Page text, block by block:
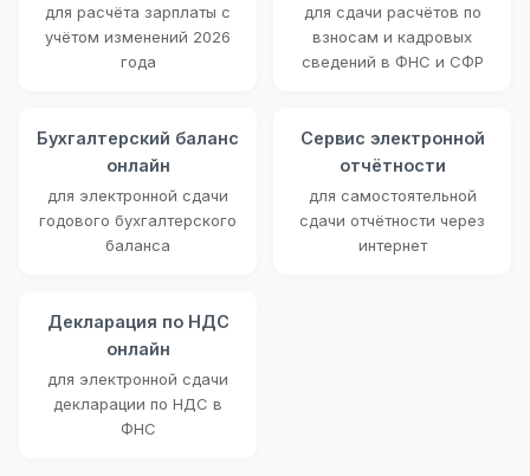
для расчёта зарплаты с
учётом изменений 2026
года
для сдачи расчётов по
взносам и кадровых
сведений в ФНС и СФР
Бухгалтерский баланс
онлайн
для электронной сдачи
годового бухгалтерского
баланса
Сервис электронной
отчётности
для самостоятельной
сдачи отчётности через
интернет
Декларация по НДС
онлайн
для электронной сдачи
декларации по НДС в
ФНС